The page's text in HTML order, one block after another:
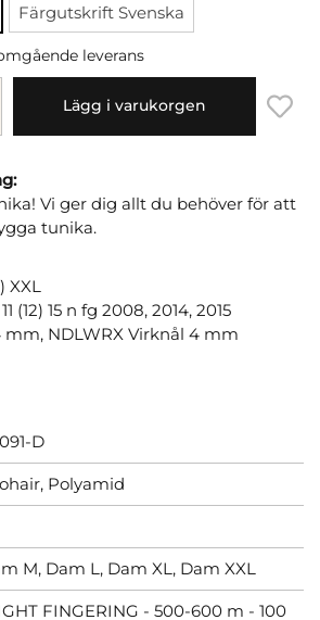
Färgutskrift Svenska
leverans
Lägg i varukorgen
Vi ger dig allt du behöver för att
tunika.
XXL
(12) 15 n fg 2008, 2014, 2015
mm, NDLWRX Virknål 4 mm
D
Polyamid
M, Dam L, Dam XL, Dam XXL
FINGERING - 500-600 m - 100